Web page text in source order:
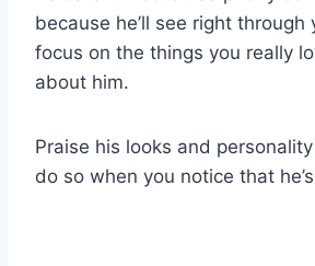
because he’ll see right through
focus on the things you really
about him.
Praise his looks and
do so when you notice that